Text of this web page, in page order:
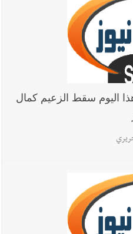
اليوم سقط الزعيم كمال